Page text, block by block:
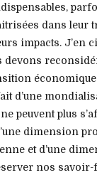
dans leur
impacts. J’en
devons
d’une
peuvent plus
dimension
et d’une
nos savoir-